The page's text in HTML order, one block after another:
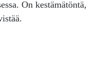
On kestämätöntä,